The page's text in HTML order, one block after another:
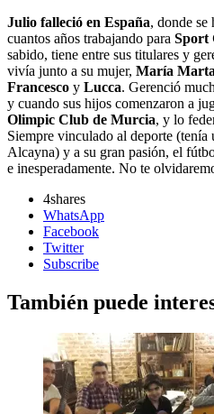
Julio falleció en España, donde se
cuantos años trabajando para Sport
sabido, tiene entre sus titulares y
vivía junto a su mujer, María Marta
Francesco y Lucca. Gerenció
y cuando sus hijos comenzaron a
Olimpic Club de Murcia, y lo
Siempre vinculado al deporte (tenía
Alcayna) y a su gran pasión, el
e inesperadamente. No te
4shares
WhatsApp
Facebook
Twitter
Subscribe
También puede